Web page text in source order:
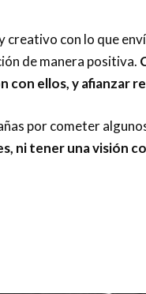
con lo que
de manera positiva.
ellos, y afianzar
por cometer
ni tener una visión